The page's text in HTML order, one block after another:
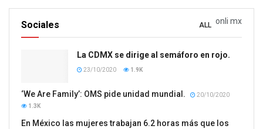
Sociales ALL onli mx
La CDMX se dirige al semáforo en rojo.
23/10/2020 1.9K
‘We Are Family’: OMS pide unidad mundial.
20/10/2020
1.3K
En México las mujeres trabajan 6.2 horas más que los